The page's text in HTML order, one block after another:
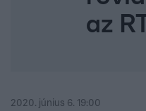
az
2020. június 6. 19:00